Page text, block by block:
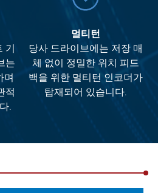
기
는
며
적
.
멀티턴
당사 드라이브에는 저장 매
체 없이 정밀한 위치 피드
백을 위한 멀티턴 인코더가
탑재되어 있습니다.